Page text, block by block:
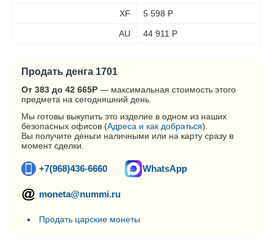
XF 5 598 Р
AU 44 911 Р
Продать денга 1701
От 383 до 42 665Р — максимальная стоимость этого
предмета на сегодняшний день.
Мы готовы выкупить это изделие в одном из наших
безопасных офисов (Адреса и как добраться).
Вы получите деньги наличными или на карту сразу в
момент сделки.
+7(968)436-6660 WhatsApp
moneta@nummi.ru
Продать царские монеты